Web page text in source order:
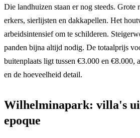
Die landhuizen staan er nog steeds. Grote
erkers, sierlijsten en dakkapellen. Het
arbeidsintensief om te schilderen.
panden bijna altijd nodig. De totaalprijs
buitenplaats ligt tussen €3.000 en €8.000,
en de hoeveelheid detail.
Wilhelminapark: villa's
epoque